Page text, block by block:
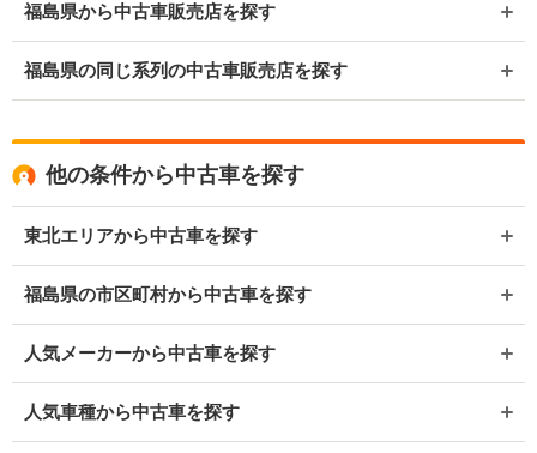
福島県から中古車販売店を探す
福島県の同じ系列の中古車販売店を探す
他の条件から中古車を探す
東北エリアから中古車を探す
福島県の市区町村から中古車を探す
人気メーカーから中古車を探す
人気車種から中古車を探す